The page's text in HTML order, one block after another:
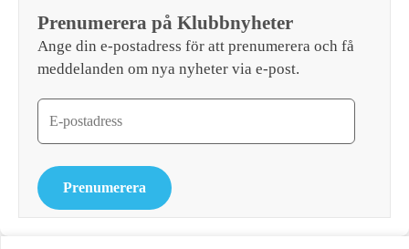
Prenumerera på Klubbnyheter
Ange din e-postadress för att prenumerera och få
meddelanden om nya nyheter via e-post.
Prenumerera